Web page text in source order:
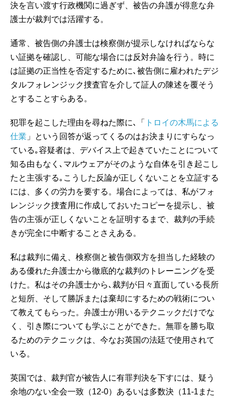
決を言い渡す行政機関に過ぎず、被告の弁護が得意な弁
護士が裁判では活躍する。
通常、被告側の弁護士は検察側が提示しなければならな
い証拠を確認し、可能な場合には反対弁論を行う。時に
は証拠の正当性を否定するために､被告側に雇われたデジ
タルフォレンジック捜査官を介して証人の陳述を覆そう
とすることすらある。
犯罪を起こした理由を尋ねた際に､「
トロイの木馬による
仕業 」という回答が返ってくるのはお決まりにすらなっ
ている｡容疑者は、デバイス上で起きていたことについて
知る由もなく､マルウェアがそのような自体を引き起こし
たと主張する｡こうした反論が正しくないことを立証する
には、多くの労力を要する。場合によっては、私がフォ
レンジック捜査用に作成しておいたコピーを提示し、被
告の主張が正しくないことを証明するまで、裁判の手続
きが完全に中断することさえある。
私は裁判に備え、検察側と被告側双方を担当した経験の
ある優れた弁護士から徹底的な裁判のトレーニングを受
けた。私はその弁護士から､裁判が日々直面している長所
と短所、そして勝訴または棄却にするための戦術につい
て教えてもらった。弁護士が用いるテクニックだけでな
く、引き際についても学ぶことができた。無罪を勝ち取
るためのテクニックは、今なお英国の法廷で使用されて
いる。
英国では、裁判官が被告人に有罪判決を下すには、疑う
余地のない全会一致（12-0）あるいは多数決（11-1また